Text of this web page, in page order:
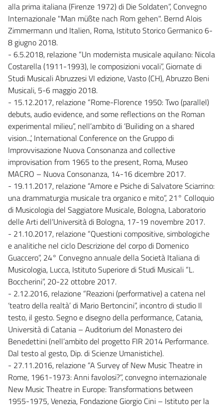
alla prima italiana (Firenze 1972) di Die Soldaten”, Convegno
Internazionale "Man müßte nach Rom gehen". Bernd Alois
Zimmermann und Italien, Roma, Istituto Storico Germanico 6-
8 giugno 2018.
- 6.5.2018, relazione “Un modernista musicale aquilano: Nicola
Costarella (1911-1993), le composizioni vocali”, Giornate di
Studi Musicali Abruzzesi VI edizione, Vasto (CH), Abruzzo Beni
Musicali, 5-6 maggio 2018.
- 15.12.2017, relazione “Rome-Florence 1950: Two (parallel)
debuts, audio evidence, and some reflections on the Roman
experimental milieu”, nell’ambito di ‘Builiding on a shared
vision...’, International Conference on the Gruppo di
Improvvisazione Nuova Consonanza and collective
improvisation from 1965 to the present, Roma, Museo
MACRO – Nuova Consonanza, 14-16 dicembre 2017.
- 19.11.2017, relazione “Amore e Psiche di Salvatore Sciarrino:
una drammaturgia musicale tra organico e mito”, 21° Colloquio
di Musicologia del Saggiatore Musicale, Bologna, Laboratorio
delle Arti dell’Università di Bologna, 17-19 novembre 2017.
- 21.10.2017, relazione “Questioni compositive, simbologiche
e analitiche nel ciclo Descrizione del corpo di Domenico
Guaccero”, 24° Convegno annuale della Società Italiana di
Musicologia, Lucca, Istituto Superiore di Studi Musicali “L.
Boccherini”, 20-22 ottobre 2017.
- 2.12.2016, relazione “Reazioni (performative) a catena nel
‘teatro della realtà’ di Mario Bertoncini”, incontro di studio Il
testo, il gesto. Segno e disegno della performance, Catania,
Università di Catania – Auditorium del Monastero dei
Benedettini (nell’ambito del progetto FIR 2014 Performance.
Dal testo al gesto, Dip. di Scienze Umanistiche).
- 27.11.2016, relazione “A Survey of New Music Theatre in
Rome, 1961-1973: Anni favolosi?”, convegno internazionale
New Music Theatre in Europe: Transformations between
1955-1975, Venezia, Fondazione Giorgio Cini – Istituto per la